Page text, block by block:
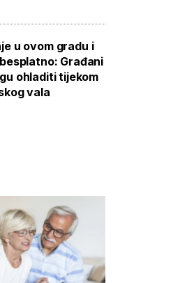
u ovom gradu i
Građani
ohladiti tijekom
vala